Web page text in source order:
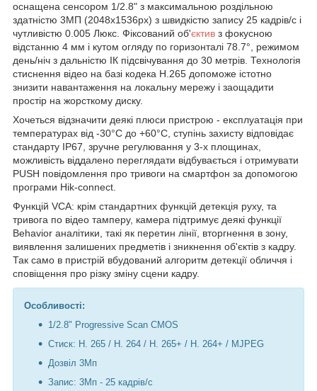
оснащена сенсором 1/2.8" з максимальною роздільною
здатністю 3МП (2048x1536px) з швидкістю запису 25 кадрів/с і
чутливістю 0.005 Люкс. Фіксований об'єктив з фокусною
відстанню 4 мм і кутом огляду по горизонталі 78.7°, режимом
день/ніч з дальністю ІК підсвічування до 30 метрів. Технологія
стиснення відео на базі кодека Н.265 допоможе істотно
знизити навантаження на локальну мережу і заощадити
простір на жорсткому диску.
Хочеться відзначити деякі плюси пристрою - експлуатація при
температурах від -30°C до +60°C, ступінь захисту відповідає
стандарту IP67, зручне регулювання у 3-х площинах,
можливість віддалено переглядати відбувається і отримувати
PUSH повідомлення про тривоги на смартфон за допомогою
програми Hik-connect.
Функцій VCA: крім стандартних функцій детекція руху, та
тривога по відео тамперу, камера підтримує деякі функції
Behavior аналітики, такі як перетин лінії, вторгнення в зону,
виявлення залишених предметів і зникнення об'єктів з кадру.
Так само в пристрій вбудований алгоритм детекції обличчя і
сповіщення про різку зміну сцени кадру.
Особливості:
1/2.8" Progressive Scan CMOS
Стиск: H. 265 / H. 264 / H. 265+ / H. 264+ / MJPEG
Дозвіл 3Мп
Запис: 3Мп - 25 кадрів/с